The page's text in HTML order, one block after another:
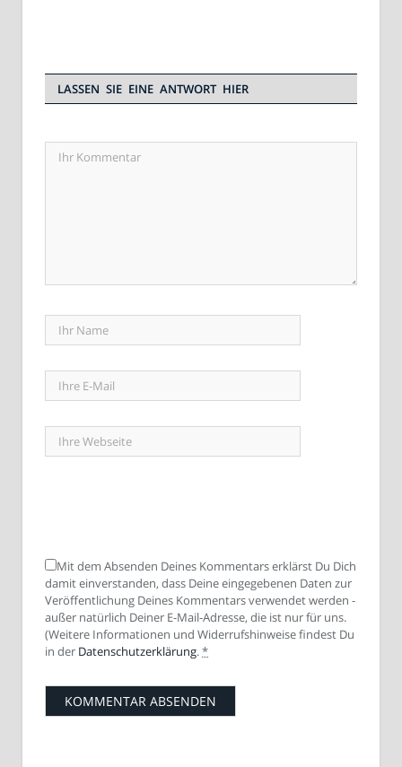
LASSEN SIE EINE ANTWORT HIER
Mit dem Absenden Deines Kommentars erklärst Du Dich
damit einverstanden, dass Deine eingegebenen Daten zur
Veröffentlichung Deines Kommentars verwendet werden -
außer natürlich Deiner E-Mail-Adresse, die ist nur für uns.
(Weitere Informationen und Widerrufshinweise findest Du
in der Datenschutzerklärung.*